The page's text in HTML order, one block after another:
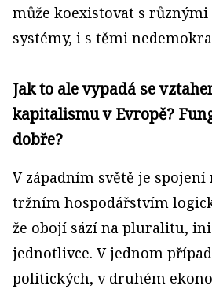
může koexistovat s
systémy, i s těmi
Jak to ale vypadá se
kapitalismu v Evropě?
dobře?
V západním světě je
tržním hospodářstvím
že obojí sází na pluralitu,
jednotlivce. V jednom
politických, v druhém